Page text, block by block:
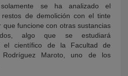
se ha analizado el
de demolición con el tinte
funcione con otras sustancias
algo que se estudiará
el científico de la Facultad de
Rodríguez Maroto, uno de los